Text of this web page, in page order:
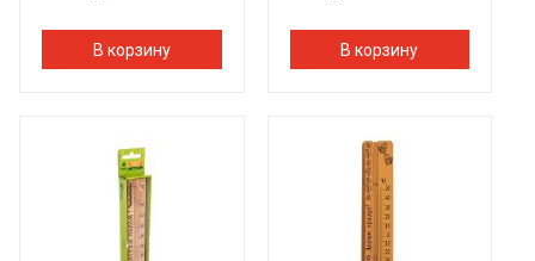
В корзину В корзину